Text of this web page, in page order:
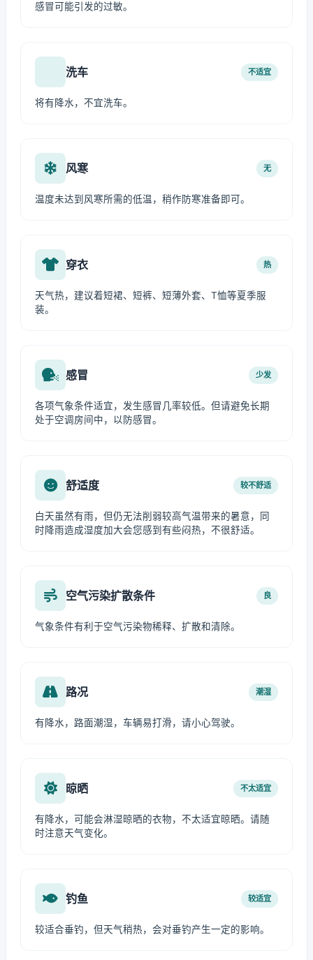
感冒可能引发的过敏。
洗车 不适宜
将有降水，不宜洗车。
风寒 无
温度未达到风寒所需的低温，稍作防寒准备即可。
穿衣 热
天气热，建议着短裙、短裤、短薄外套、T恤等夏季服
装。
感冒 少发
各项气象条件适宜，发生感冒几率较低。但请避免长期
处于空调房间中，以防感冒。
舒适度 较不舒适
白天虽然有雨，但仍无法削弱较高气温带来的暑意，同
时降雨造成湿度加大会您感到有些闷热，不很舒适。
空气污染扩散条件 良
气象条件有利于空气污染物稀释、扩散和清除。
路况 潮湿
有降水，路面潮湿，车辆易打滑，请小心驾驶。
晾晒 不太适宜
有降水，可能会淋湿晾晒的衣物，不太适宜晾晒。请随
时注意天气变化。
钓鱼 较适宜
较适合垂钓，但天气稍热，会对垂钓产生一定的影响。